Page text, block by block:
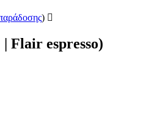
)
Flair espresso)